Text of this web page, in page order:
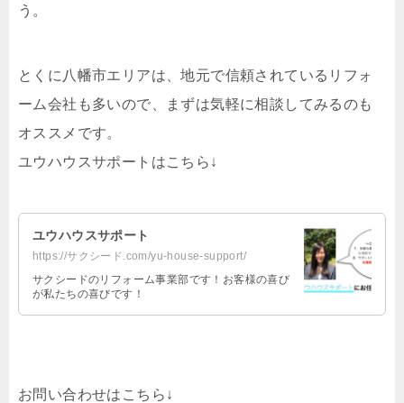
う。
とくに八幡市エリアは、地元で信頼されているリフォ
ーム会社も多いので、まずは気軽に相談してみるのも
オススメです。
ユウハウスサポートはこちら↓
ユウハウスサポート
https://サクシード.com/yu-house-support/
サクシードのリフォーム事業部です！お客様の喜び
が私たちの喜びです！
お問い合わせはこちら↓